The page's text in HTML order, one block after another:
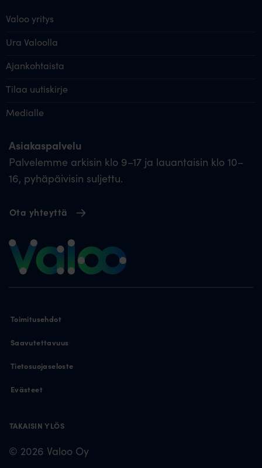
Valoo yritys
Ura Valoolla
Ajankohtaista
Tilaa uutiskirje
Medialle
Asiakaspalvelu
Palvelemme arkisin klo 9–17 ja lauantaisin klo 10–
16, pyhäpäivisin suljettu.
Ota yhteyttä
TAKAISIN YLÖS
© 2026 Valoo Oy
Toimitusehdot
Saavutettavuus
Tietosuojaseloste
Evästeet